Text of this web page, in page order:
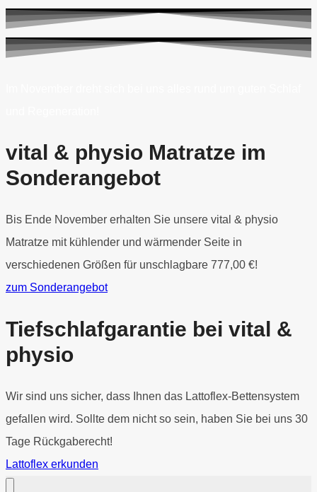
vital & physio Matratze im
Sonderangebot
Bis Ende November erhalten Sie unsere vital & physio
Matratze mit kühlender und wärmender Seite in
verschiedenen Größen für unschlagbare 777,00 €!
zum Sonderangebot
Tiefschlafgarantie bei vital &
physio
Wir sind uns sicher, dass Ihnen das Lattoflex-Bettensystem
gefallen wird. Sollte dem nicht so sein, haben Sie bei uns 30
Tage Rückgaberecht!
Lattoflex erkunden